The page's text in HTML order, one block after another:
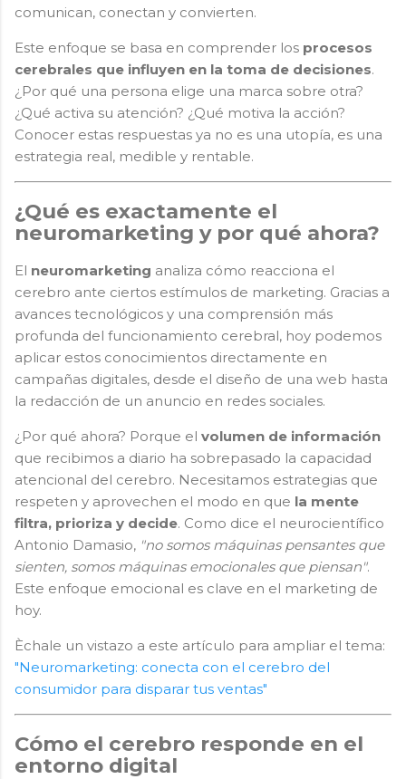
comunican, conectan y convierten.
Este enfoque se basa en comprender los procesos
cerebrales que influyen en la toma de decisiones.
¿Por qué una persona elige una marca sobre otra?
¿Qué activa su atención? ¿Qué motiva la acción?
Conocer estas respuestas ya no es una utopía, es una
estrategia real, medible y rentable.
¿Qué es exactamente el
neuromarketing y por qué ahora?
El neuromarketing analiza cómo reacciona el
cerebro ante ciertos estímulos de marketing. Gracias a
avances tecnológicos y una comprensión más
profunda del funcionamiento cerebral, hoy podemos
aplicar estos conocimientos directamente en
campañas digitales, desde el diseño de una web hasta
la redacción de un anuncio en redes sociales.
¿Por qué ahora? Porque el volumen de información
que recibimos a diario ha sobrepasado la capacidad
atencional del cerebro. Necesitamos estrategias que
respeten y aprovechen el modo en que la mente
filtra, prioriza y decide. Como dice el neurocientífico
Antonio Damasio, "no somos máquinas pensantes que
sienten, somos máquinas emocionales que piensan".
Este enfoque emocional es clave en el marketing de
hoy.
Èchale un vistazo a este artículo para ampliar el tema:
"Neuromarketing: conecta con el cerebro del
consumidor para disparar tus ventas"
Cómo el cerebro responde en el
entorno digital